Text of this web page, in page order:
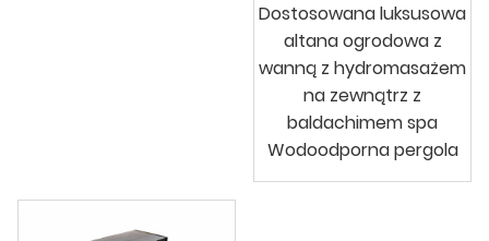
Dostosowana luksusowa
altana ogrodowa z
wanną z hydromasażem
na zewnątrz z
baldachimem spa
Wodoodporna pergola